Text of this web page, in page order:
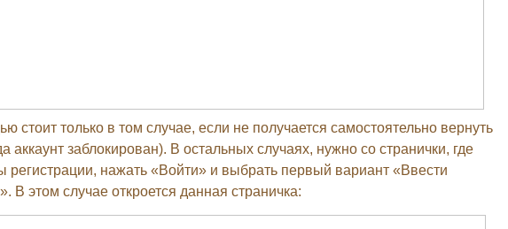
стоит только в том случае, если не получается самостоятельно вернуть
аккаунт заблокирован). В остальных случаях, нужно со странички, где
регистрации, нажать «Войти» и выбрать первый вариант «Ввести
В этом случае откроется данная страничка: